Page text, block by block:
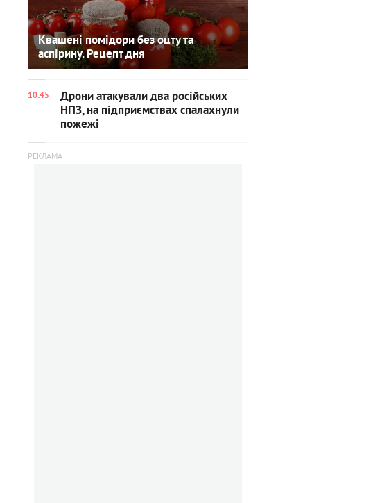
Квашені помідори без оцту та
аспірину. Рецепт дня
10:45
Дрони атакували два російських
НПЗ, на підприємствах спалахнули
пожежі